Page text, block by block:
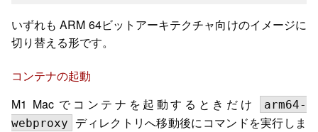
いずれも ARM 64ビットアーキテクチャ向けのイメージに
切り替える形です。
コンテナの起動
M1 Mac でコンテナを起動するときだけ
arm64-
webproxy
ディレクトリへ移動後にコマンドを実行しま